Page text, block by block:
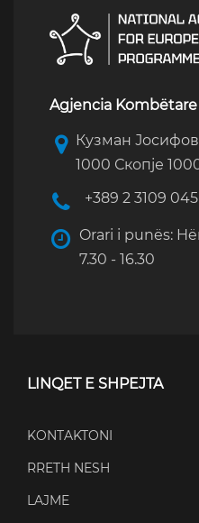
Agjencia Kombëtare
Кузман
1000 Скопје
+389 2 3109 045
Orari i punës:
7.30 - 16.30
LINQET E SHPEJTA
KONTAKTONI
RRETH NESH
LAJME